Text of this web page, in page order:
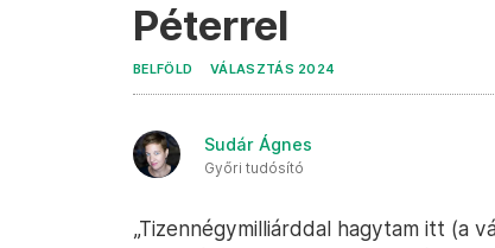
Péterrel
BELFÖLD VÁLASZTÁS 2024
Sudár Ágnes
Győri tudósító
„Tizennégymilliárddal hagytam itt (a